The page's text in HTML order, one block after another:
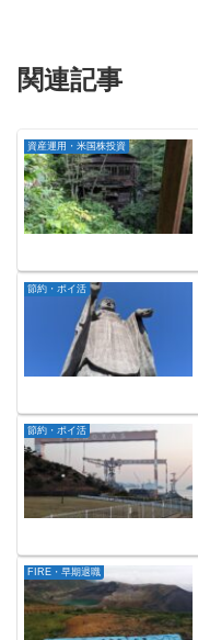
関連記事
資産運用・米国株投資
節約・ポイ活
節約・ポイ活
FIRE・早期退職